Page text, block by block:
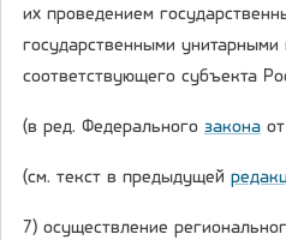
их проведением
государственными унитарными
соответствующего субъекта
(в ред. Федерального закона
(см. текст в предыдущей
7) осуществление